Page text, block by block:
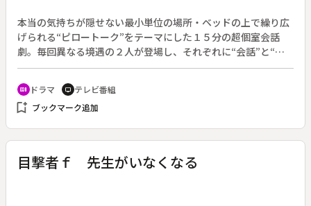
本当の気持ちが隠せない最小単位の場所・ベッドの上で繰り広
げられる“ピロートーク”をテーマにした１５分の超個室会話
劇。毎回異なる境遇の２人が登場し、それぞれに“会話”と“心
の声”を展開する。（２０２３年３月２１日～２８日放送、全
８回）◆第６回「間違った２人」（脚本：ニシオカ・ト・ニー
ル）。アラフォー主婦の真由美（さとう珠緒）と、パート先の
アラサー係長・西川（足立英）のワンナイト不倫。女としての
の先は。
recent_actors ドラマ tv テレビ番組
bookmark_add ブックマーク追加
目撃者ｆ 先生がいなくなる